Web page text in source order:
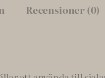
Recensioner (0)